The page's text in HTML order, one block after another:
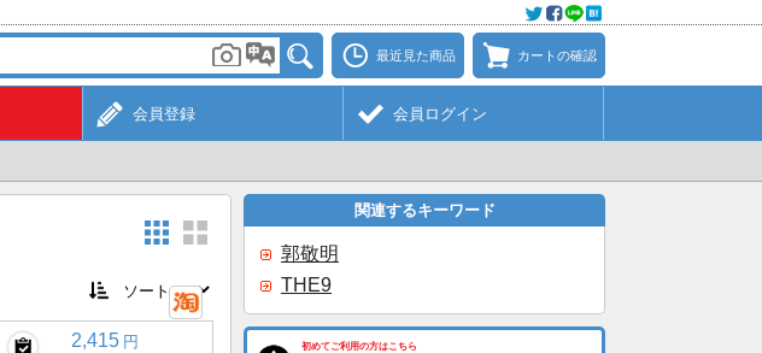
最近見た商品 カートの確認
会員登録 会員ログイン
2,415 円
関連するキーワード
郭敬明
THE9
初めてご利用の方はこちら